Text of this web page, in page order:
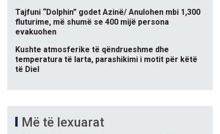
Tajfuni “Dolphin” godet Azinë/ Anulohen mbi 1,300
fluturime, më shumë se 400 mijë persona
evakuohen
Kushte atmosferike të qëndrueshme dhe
temperatura të larta, parashikimi i motit për këtë
të Diel
Më të lexuarat